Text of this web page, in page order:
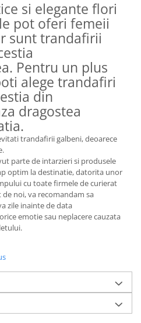
si elegante flori
pot oferi femeii
sunt trandafirii
Pentru un plus
alege trandafiri
din
dragostea
trandafirii galbeni, deoarece
parte de intarzieri si produsele
optim la destinatie, datorita unor
cu toate firmele de curierat
noi, va recomandam sa
zile inainte de data
emotie sau neplacere cauzata